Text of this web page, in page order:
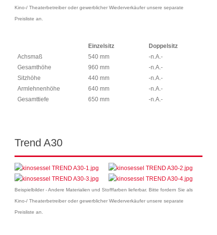
Kino-/ Theaterbetreiber oder gewerblicher Wiederverkäufer unsere separate
Preisliste an.
Einzelsitz
Doppelsitz
Achsmaß
540 mm
-n.A.-
Gesamthöhe
960 mm
-n.A.-
Sitzhöhe
440 mm
-n.A.-
Armlehnenhöhe
640 mm
-n.A.-
Gesamttiefe
650 mm -n.A.-
Trend A30
Beispielbilder - Andere Materialien und Stofffarben lieferbar. Bitte fordern Sie als
Kino-/ Theaterbetreiber oder gewerblicher Wiederverkäufer unsere separate
Preisliste an.